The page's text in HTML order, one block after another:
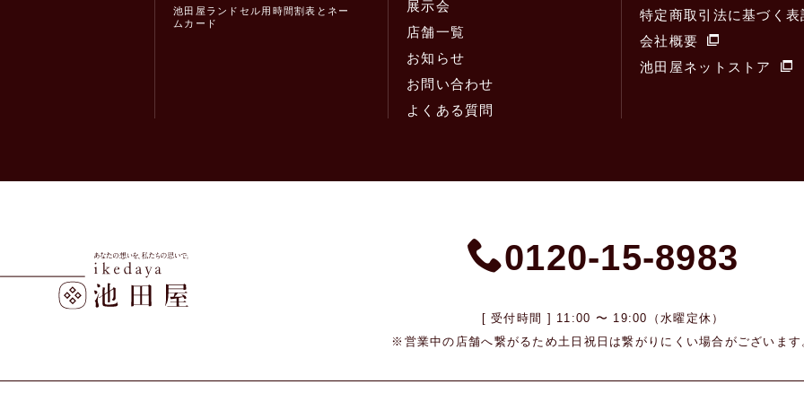
池田屋ランドセル用時間割表とネー
ムカード
展示会
店舗一覧
お知らせ
お問い合わせ
よくある質問
特定商取引法に基づく表
会社概要
池田屋ネットストア
0120-15-8983
[ 受付時間 ] 11:00 〜 19:00（水曜定休）
※営業中の店舗へ繋がるため 土日祝日は繋がりにくい場合がございます